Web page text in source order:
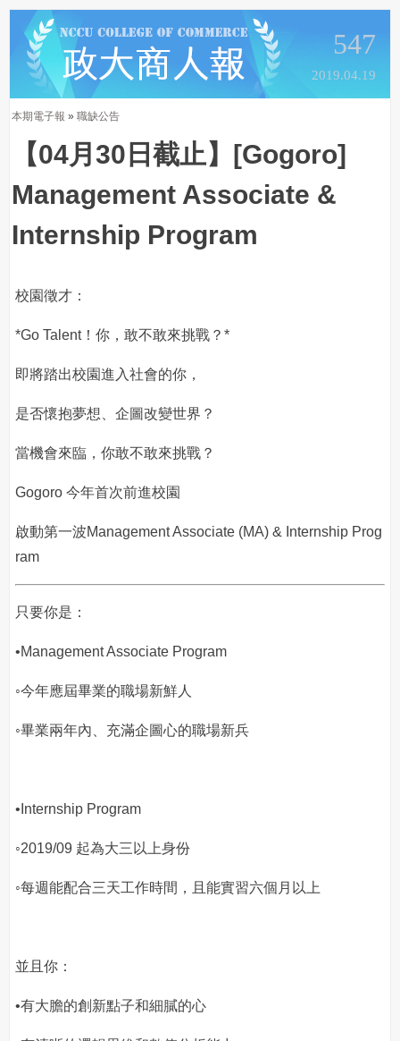
547
2019.04.19
本期電子報 » 職缺公告
【04月30日截止】[Gogoro]
Management Associate &
Internship Program
校園徵才：
*Go Talent！你，敢不敢來挑戰？*
即將踏出校園進入社會的你，
是否懷抱夢想、企圖改變世界？
當機會來臨，你敢不敢來挑戰？
Gogoro 今年首次前進校園
啟動第一波Management Associate (MA) & Internship Prog
ram
只要你是：
•Management Associate Program
◦今年應屆畢業的職場新鮮人
◦畢業兩年內、充滿企圖心的職場新兵
•Internship Program
◦2019/09 起為大三以上身份
◦每週能配合三天工作時間，且能實習六個月以上
並且你：
•有大膽的創新點子和細膩的心